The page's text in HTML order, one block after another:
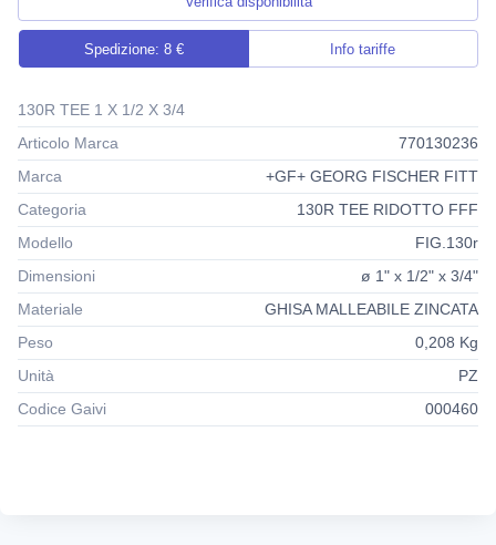
Spedizione: 8 € Info tariffe
130R TEE 1 X 1/2 X 3/4
Articolo Marca
770130236
Marca
+GF+ GEORG FISCHER FITT
Categoria
130R TEE RIDOTTO FFF
Modello
FIG.130r
Dimensioni
ø 1" x 1/2" x 3/4"
Materiale
GHISA MALLEABILE ZINCATA
Peso
0,208 Kg
Unità
PZ
Codice Gaivi
000460